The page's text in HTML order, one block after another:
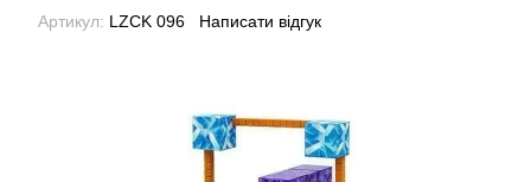
Артикул: LZCK 096 Написати відгук